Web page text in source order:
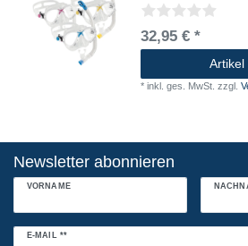
32,95 € *
Artikel
*inkl. ges. MwSt. zzgl.
Newsletter abonnieren
VORNAME
E-MAIL **
Newsletter